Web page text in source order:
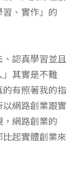
、實作」的
認真學習並且
其實是不難
有照著我的指
網路創業跟實
網路創業的
比起實體創業來